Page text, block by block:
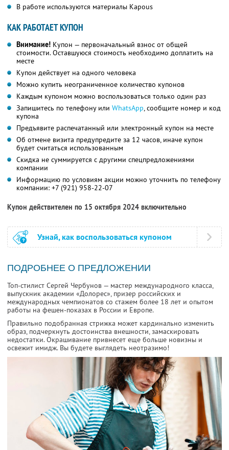
В работе используются материалы Kapous
КАК РАБОТАЕТ КУПОН
Внимание! Купон — первоначальный взнос от общей
стоимости. Оставшуюся стоимость необходимо доплатить на
месте
Купон действует на одного человека
Можно купить неограниченное количество купонов
Каждым купоном можно воспользоваться только один раз
Запишитесь по телефону или WhatsApp, сообщите номер и код
купона
Предъявите распечатанный или электронный купон на месте
Об отмене визита предупредите за 12 часов, иначе купон
будет считаться использованным
Скидка не суммируется с другими спецпредложениями
компании
Информацию по условиям акции можно уточнить по телефону
компании: +7 (921) 958-22-07
Купон действителен по 15 октября 2024 включительно
Узнай, как воспользоваться купоном
ПОДРОБНЕЕ О ПРЕДЛОЖЕНИИ
Топ-стилист Сергей Чербунов — мастер международного класса,
выпускник академии «Долорес», призер российских и
международных чемпионатов со стажем более 18 лет и опытом
работы на фешен-показах в России и Европе.
Правильно подобранная стрижка может кардинально изменить
образ, подчеркнуть достоинства внешности, замаскировать
недостатки. Окрашивание привнесет еще больше новизны и
освежит имидж. Вы будете выглядеть неотразимо!